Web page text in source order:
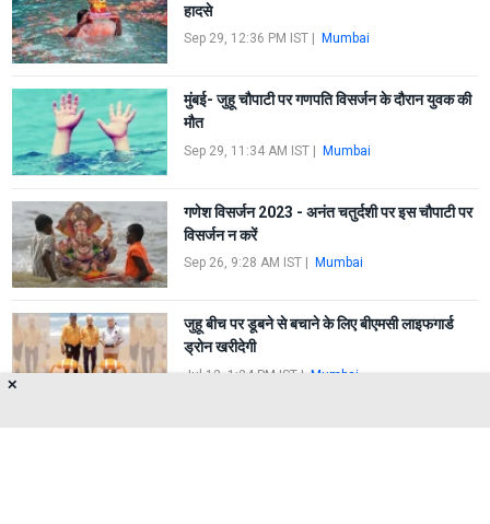
हादसे
Sep 29, 12:36 PM IST| Mumbai
मुंबई- जुहू चौपाटी पर गणपति विसर्जन के दौरान युवक की
मौत
Sep 29, 11:34 AM IST| Mumbai
गणेश विसर्जन 2023 - अनंत चतुर्दशी पर इस चौपाटी पर
विसर्जन न करें
Sep 26, 9:28 AM IST| Mumbai
जुहू बीच पर डूबने से बचाने के लिए बीएमसी लाइफगार्ड
ड्रोन खरीदेगी
Jul 12, 1:24 PM IST| Mumbai
✕